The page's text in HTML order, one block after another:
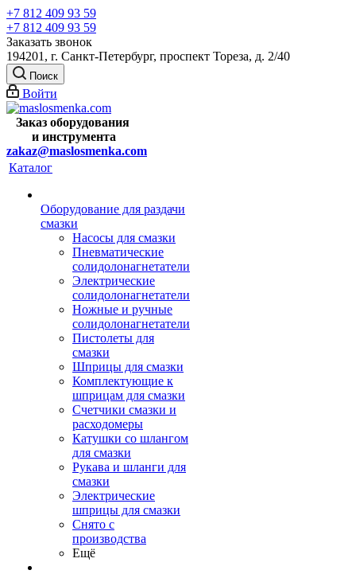
+7 812 409 93 59
+7 812 409 93 59
Заказать звонок
194201, г. Санкт-Петербург, проспект Тореза, д. 2/40
Поиск
Войти
Заказ оборудования
и инструмента
zakaz@maslosmenka.com
Каталог
Оборудование для раздачи
смазки
Насосы для смазки
Пневматические
солидолонагнетатели
Электрические
солидолонагнетатели
Ножные и ручные
солидолонагнетатели
Пистолеты для
смазки
Шприцы для смазки
Комплектующие к
шприцам для смазки
Счетчики смазки и
расходомеры
Катушки со шлангом
для смазки
Рукава и шланги для
смазки
Электрические
шприцы для смазки
Снято с
производства
Ещё